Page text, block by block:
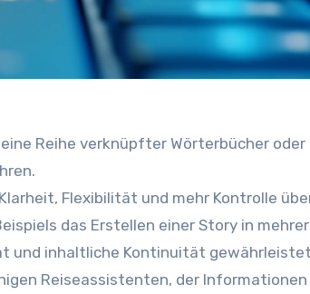
Reihe verknüpfter Wörterbücher oder
Flexibilität und mehr Kontrolle
das Erstellen einer Story in
inhaltliche Kontinuität
Reiseassistenten, der